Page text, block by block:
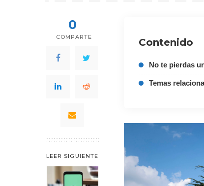
0
COMPARTE
LEER SIGUIENTE
Contenido
No te pierdas
Temas